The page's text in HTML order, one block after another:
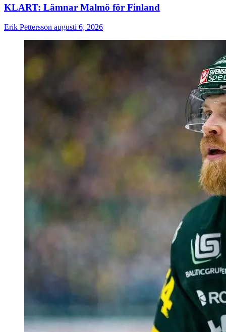
KLART: Lämnar Malmö för Finland
Erik Pettersson augusti 6, 2026